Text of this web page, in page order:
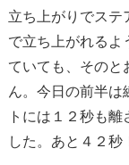
立ち上がりでステ
で立ち上がれるよ
ていても、そのと
ん。今日の前半は
トには１２秒も
した。あと４２秒